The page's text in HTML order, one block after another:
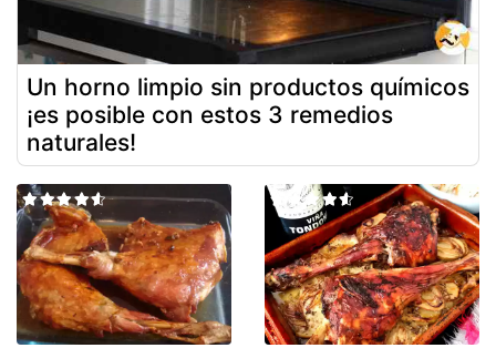
Un horno limpio sin productos químicos
¡es posible con estos 3 remedios
naturales!